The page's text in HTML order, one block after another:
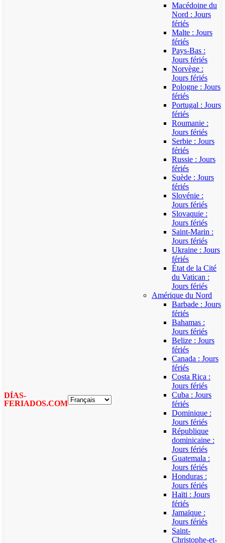
DÍAS-
FERIADOS.COM
Macédoine du
Nord : Jours
fériés
Malte : Jours
fériés
Pays-Bas :
Jours fériés
Norvège :
Jours fériés
Pologne : Jours
fériés
Portugal : Jours
fériés
Roumanie :
Jours fériés
Serbie : Jours
fériés
Russie : Jours
fériés
Suède : Jours
fériés
Slovénie :
Jours fériés
Slovaquie :
Jours fériés
Saint-Marin :
Jours fériés
Ukraine : Jours
fériés
État de la Cité
du Vatican :
Jours fériés
Amérique du Nord
Barbade : Jours
fériés
Bahamas :
Jours fériés
Belize : Jours
fériés
Canada : Jours
fériés
Costa Rica :
Jours fériés
Cuba : Jours
fériés
Dominique :
Jours fériés
République
dominicaine :
Jours fériés
Guatemala :
Jours fériés
Honduras :
Jours fériés
Haïti : Jours
fériés
Jamaïque :
Jours fériés
Saint-
Christophe-et-